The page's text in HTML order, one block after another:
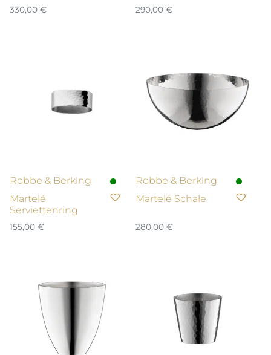
330,00 € 290,00 €
Robbe & Berking
Martelé
Serviettenring
155,00 €
Robbe & Berking
Martelé Schale
280,00 €